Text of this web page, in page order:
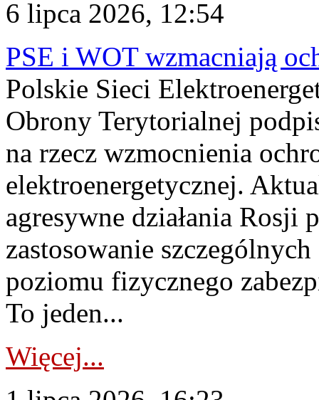
6 lipca 2026, 12:54
PSE i WOT wzmacniają
Polskie Sieci
Obrony Terytorialnej
na rzecz wzmocnienia
elektroenergetycznej.
agresywne działania Rosji
zastosowanie
poziomu fizycznego
To jeden...
Więcej...